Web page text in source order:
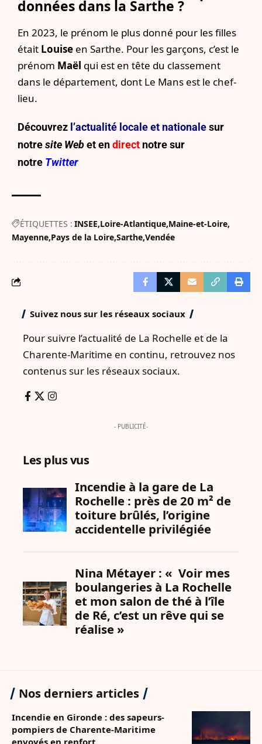
données dans la Sarthe ?​
En 2023, le prénom le plus donné pour les filles
était Louise en Sarthe. Pour les garçons, c’est le
prénom Maël qui est en tête du classement
dans le département, dont Le Mans est le chef-
lieu.
Découvrez l’actualité locale et nationalesur
notresite Webet endirect notre sur
notre Twitter
ÉTIQUETTES : INSEE Loire-Atlantique Maine-et-Loire
Mayenne Pays de la Loire Sarthe Vendée
Suivez nous sur les réseaux sociaux
Pour suivre l’actualité de La Rochelle et de la
Charente-Maritime en continu, retrouvez nos
contenus sur les réseaux sociaux.
- PUBLICITÉ-
Les plus vus
Nos derniers articles
Incendie en Gironde : des sapeurs-
pompiers de Charente-Maritime
envoyés en renfort